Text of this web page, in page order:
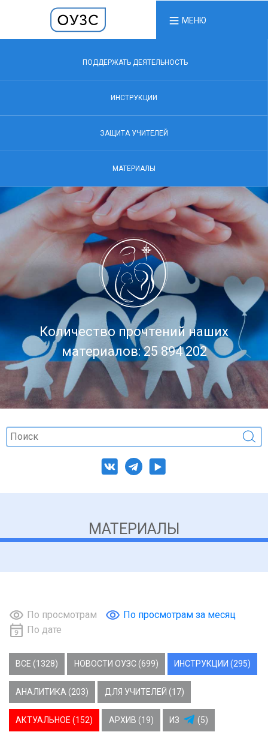
МЕНЮ
ПОДДЕРЖАТЬ ДЕЯТЕЛЬНОСТЬ
ИНСТРУКЦИИ
ЗАЩИТА УЧИТЕЛЕЙ
МАТЕРИАЛЫ
Количество прочтений наших
материалов: 25 894 202
МАТЕРИАЛЫ
По просмотрам
По просмотрам за месяц
По дате
ВСЕ (1328) НОВОСТИ ОУЗС (699) ИНСТРУКЦИИ (295)
АНАЛИТИКА (203) ДЛЯ УЧИТЕЛЕЙ (17)
АКТУАЛЬНОЕ (152) АРХИВ (19) ИЗ (5)